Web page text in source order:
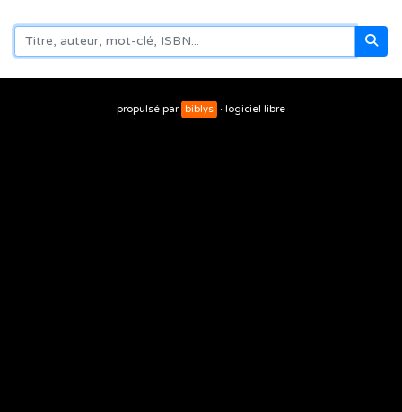
propulsé par biblys · logiciel libre